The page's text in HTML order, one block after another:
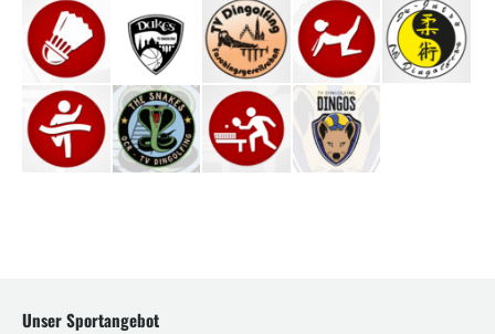
Unser Sportangebot